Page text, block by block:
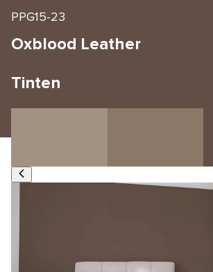
PPG15-23
Oxblood Leather
Tinten